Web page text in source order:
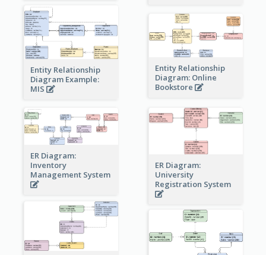
Entity Relationship
Diagram Example:
MIS
Entity Relationship
Diagram: Online
Bookstore
ER Diagram:
Inventory
Management System
ER Diagram:
University
Registration System